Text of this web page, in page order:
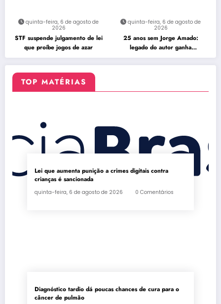
quinta-feira, 6 de agosto de
2026
STF suspende julgamento de lei
que proíbe jogos de azar
quinta-feira, 6 de agosto de
2026
25 anos sem Jorge Amado:
legado do autor ganha
celebração na Flipelô
TOP MATÉRIAS
Lei que aumenta punição a crimes digitais contra
crianças é sancionada
quinta-feira, 6 de agosto de 2026 0 Comentários
Diagnóstico tardio dá poucas chances de cura para o
câncer de pulmão